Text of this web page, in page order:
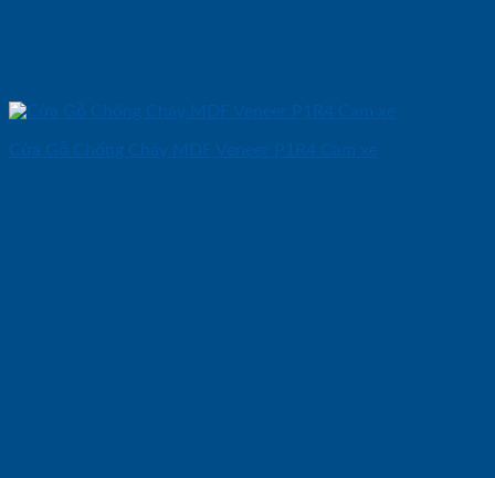
Cửa Gỗ Chống Cháy MDF Veneer P1R4 Cam xe